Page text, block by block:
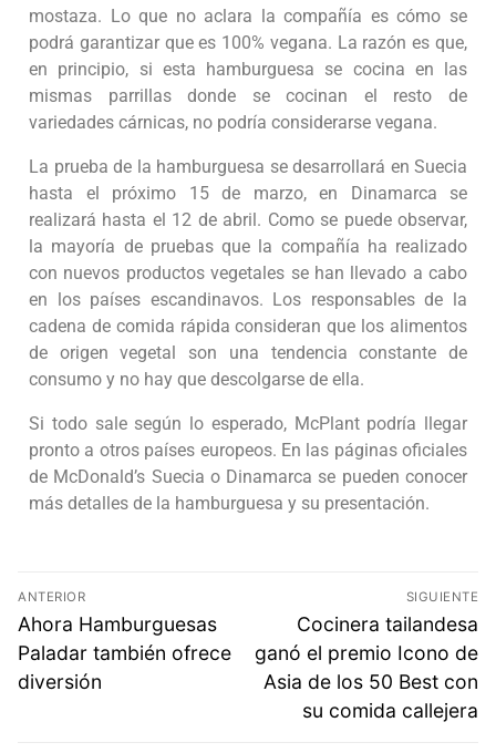
mostaza. Lo que no aclara la compañía es cómo se
podrá garantizar que es 100% vegana. La razón es que,
en principio, si esta hamburguesa se cocina en las
mismas parrillas donde se cocinan el resto de
variedades cárnicas, no podría considerarse vegana.
La prueba de la hamburguesa se desarrollará en Suecia
hasta el próximo 15 de marzo, en Dinamarca se
realizará hasta el 12 de abril. Como se puede observar,
la mayoría de pruebas que la compañía ha realizado
con nuevos productos vegetales se han llevado a cabo
en los países escandinavos. Los responsables de la
cadena de comida rápida consideran que los alimentos
de origen vegetal son una tendencia constante de
consumo y no hay que descolgarse de ella.
Si todo sale según lo esperado, McPlant podría llegar
pronto a otros países europeos. En las páginas oficiales
de McDonald’s Suecia o Dinamarca se pueden conocer
más detalles de la hamburguesa y su presentación.
ANTERIOR
Ahora Hamburguesas
Paladar también ofrece
diversión
SIGUIENTE
Cocinera tailandesa
ganó el premio Icono de
Asia de los 50 Best con
su comida callejera